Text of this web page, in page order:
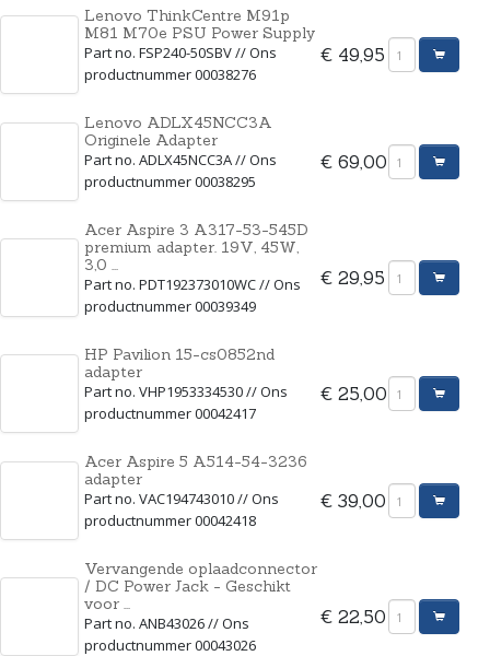
Lenovo ThinkCentre M91p
M81 M70e PSU Power Supply
Part no. FSP240-50SBV // Ons
productnummer 00038276
€ 49,95
Lenovo ADLX45NCC3A
Originele Adapter
Part no. ADLX45NCC3A // Ons
productnummer 00038295
€ 69,00
Acer Aspire 3 A317-53-545D
premium adapter. 19V, 45W,
3,0 ...
Part no. PDT192373010WC // Ons
productnummer 00039349
€ 29,95
HP Pavilion 15-cs0852nd
adapter
Part no. VHP1953334530 // Ons
productnummer 00042417
€ 25,00
Acer Aspire 5 A514-54-3236
adapter
Part no. VAC194743010 // Ons
productnummer 00042418
€ 39,00
Vervangende oplaadconnector
/ DC Power Jack - Geschikt
voor ...
Part no. ANB43026 // Ons
productnummer 00043026
€ 22,50